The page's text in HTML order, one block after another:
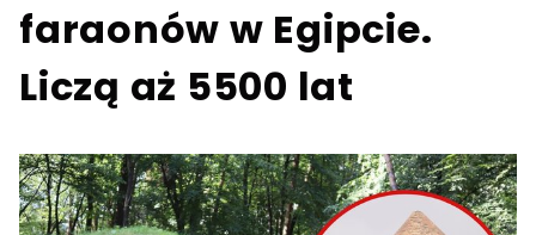
faraonów w Egipcie.
Liczą aż 5500 lat